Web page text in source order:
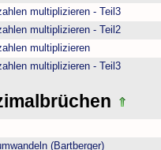
multiplizieren - Teil3
multiplizieren - Teil2
multiplizieren
multiplizieren - Teil3
(Bartberger)